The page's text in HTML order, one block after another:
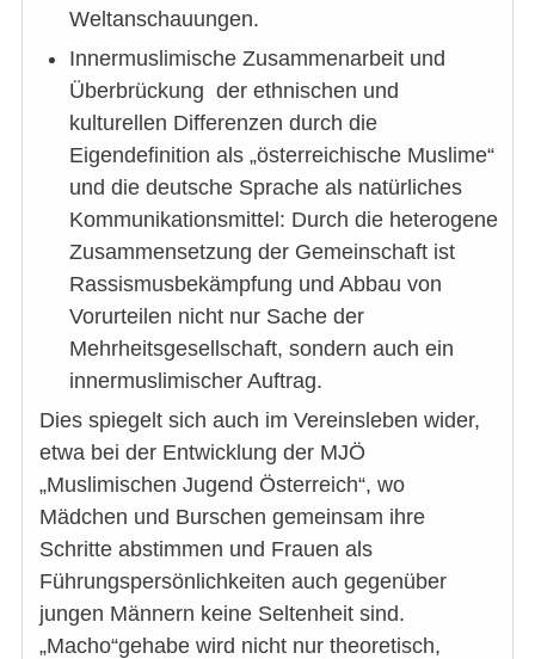
Weltanschauungen.
Innermuslimische Zusammenarbeit und
Überbrückung der ethnischen und
kulturellen Differenzen durch die
Eigendefinition als „österreichische Muslime“
und die deutsche Sprache als natürliches
Kommunikationsmittel: Durch die heterogene
Zusammensetzung der Gemeinschaft ist
Rassismusbekämpfung und Abbau von
Vorurteilen nicht nur Sache der
Mehrheitsgesellschaft, sondern auch ein
innermuslimischer Auftrag.
Dies spiegelt sich auch im Vereinsleben wider,
etwa bei der Entwicklung der MJÖ
„Muslimischen Jugend Österreich“, wo
Mädchen und Burschen gemeinsam ihre
Schritte abstimmen und Frauen als
Führungspersönlichkeiten auch gegenüber
jungen Männern keine Seltenheit sind.
„Macho“gehabe wird nicht nur theoretisch,